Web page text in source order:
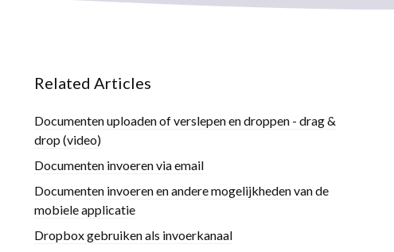
Related Articles
Documenten uploaden of verslepen en droppen - drag &
drop (video)
Documenten invoeren via email
Documenten invoeren en andere mogelijkheden van de
mobiele applicatie
Dropbox gebruiken als invoerkanaal